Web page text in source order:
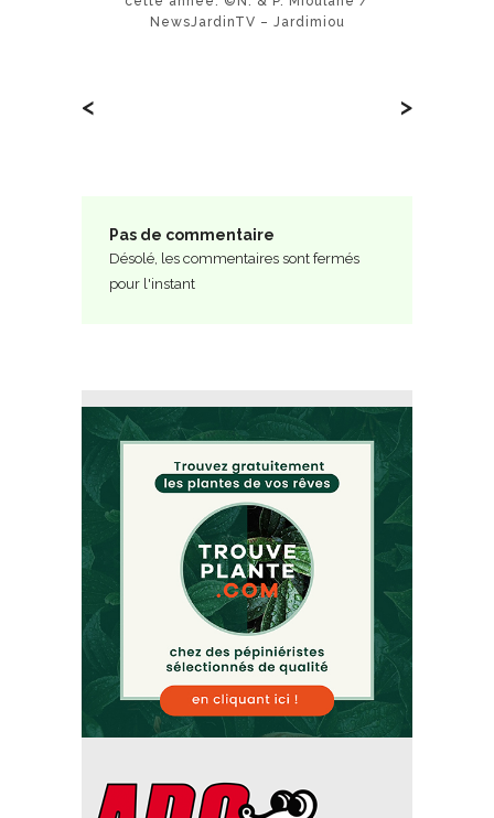
NewsJardinTV – Jardimiou
< >
Pas de commentaire
Désolé, les commentaires sont fermés
pour l'instant